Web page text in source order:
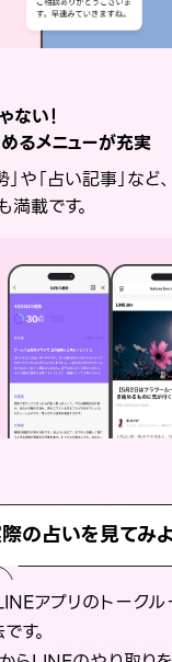
ない！
るメニューが充実
」や「占い記事」な
満載です。
の占いを見てみ
アプリのトーク
す。